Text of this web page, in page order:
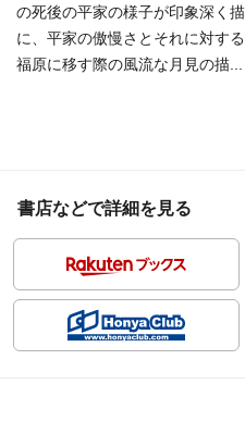
の死後の平家の様子が印象深く
に、平家の傲慢さとそれに対す
福原に移す際の風流な月見の描...
書店などで詳細を見る